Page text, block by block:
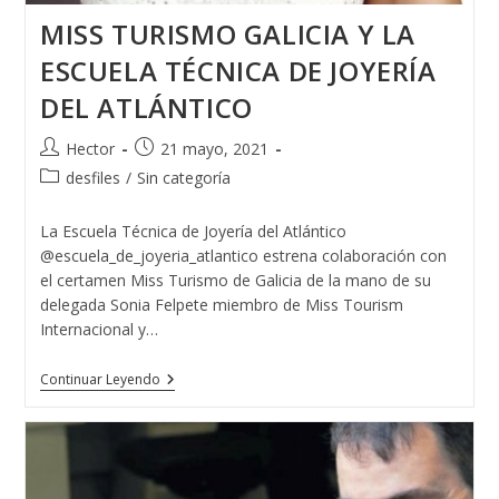
MISS TURISMO GALICIA Y LA
ESCUELA TÉCNICA DE JOYERÍA
DEL ATLÁNTICO
Autor
de
Hector
Publicación
de
21 mayo, 2021
Categoría
la
entrada:
desfiles / Sin categoría
La Escuela Técnica de Joyería del Atlántico
@escuela_de_joyeria_atlantico estrena colaboración con
el certamen Miss Turismo de Galicia de la mano de su
delegada Sonia Felpete miembro de Miss Tourism
Internacional y…
Continuar LeyendoMISS
TURISMO
Y
TÉCNICA